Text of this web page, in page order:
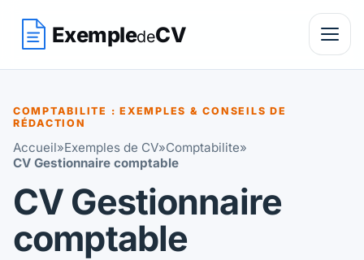
ExempledeCV
COMPTABILITE : EXEMPLES & CONSEILS DE
RÉDACTION
Accueil»Exemples de CV»Comptabilite»
CV Gestionnaire comptable
CV Gestionnaire
comptable